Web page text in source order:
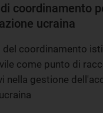
coordinamento
ucraina
del coordinamento
come punto di
nella gestione